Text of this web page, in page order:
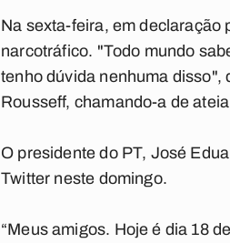
Na sexta-feira, em declaração
narcotráfico. "Todo mundo
tenho dúvida nenhuma disso",
Rousseff, chamando-a de
O presidente do PT, José
Twitter neste domingo.
“Meus amigos. Hoje é dia 18